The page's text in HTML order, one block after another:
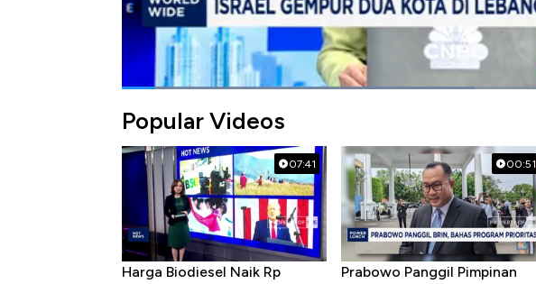
#israel #lebanon
Popular Videos
07:41
Harga Biodiesel Naik Rp
00:51
Prabowo Panggil Pimpinan